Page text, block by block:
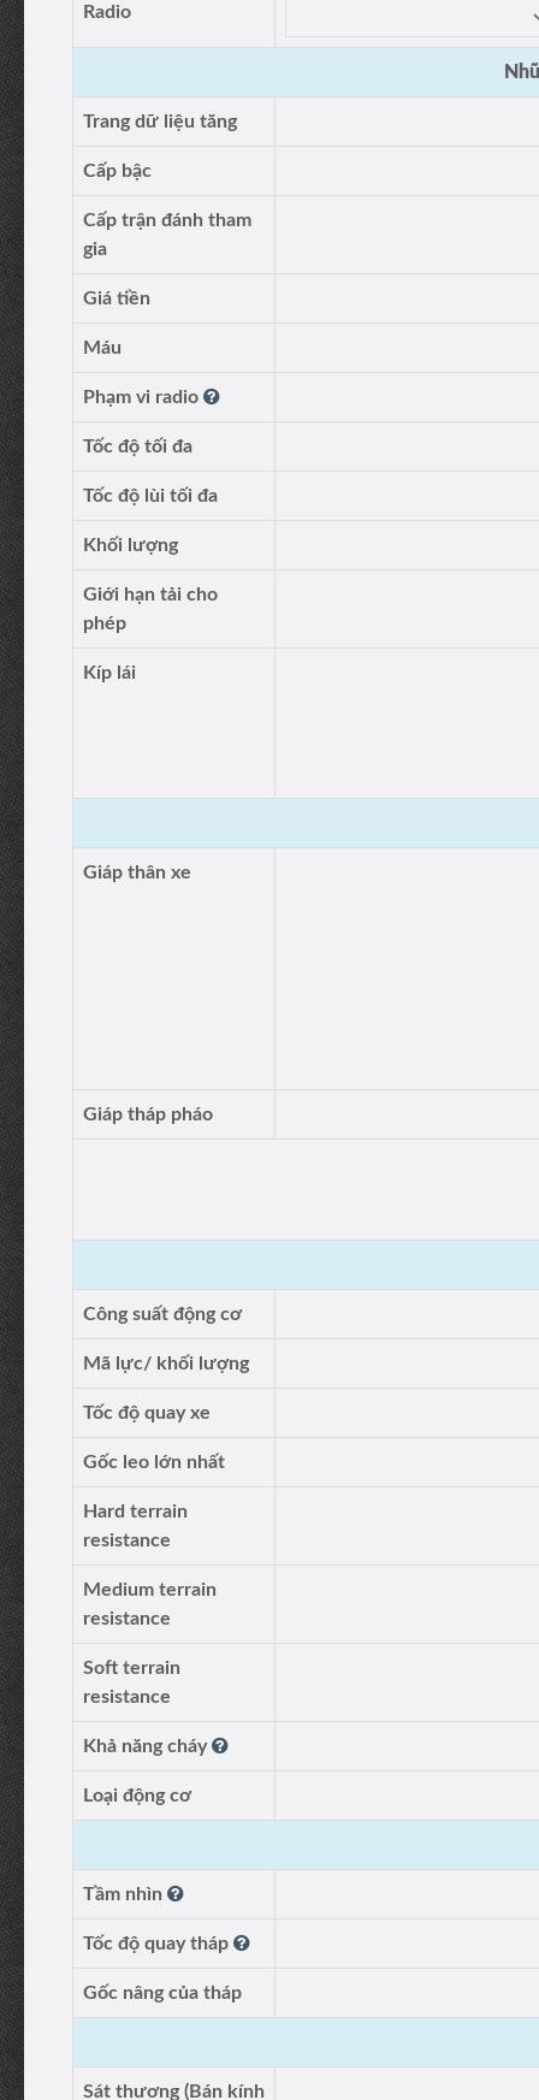
Radio
Trang dữ liệu tăng
Cấp bậc
Cấp trận đánh tham
gia
Giá tiền
Máu
Phạm vi radio
Tốc độ tối đa
Tốc độ lùi tối đa
Khối lượng
Giới hạn tải cho
phép
Kíp lái
Giáp thân xe
Giáp tháp pháo
Công suất động cơ
Mã lực/ khối lượng
Tốc độ quay xe
Gốc leo lớn nhất
Hard terrain
resistance
Medium terrain
resistance
Soft terrain
resistance
Khả năng cháy
Loại động cơ
Tầm nhìn
Tốc độ quay tháp
Gốc nâng của tháp
Sát thương (Bán kính